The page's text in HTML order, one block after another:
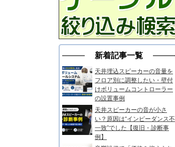
新着記事一覧
天井埋込スピーカーの音量を
フロア別に調整したい・壁付
けボリュームコントローラー
の設置事例
天井スピーカーの音が小さ
い？原因は“インピーダンス不
一致”でした【復旧・診断事
例】